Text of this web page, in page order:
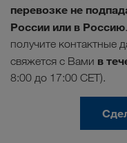
перевозке не
России или в Россию
получите контактные
свяжется с Вами в
8:00 до 17:00 CET).